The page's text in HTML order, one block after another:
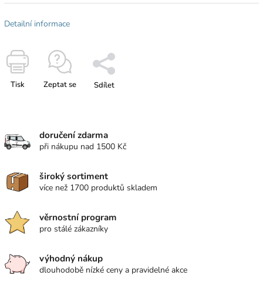
Detailní informace
Tisk Zeptat se Sdílet
doručení zdarma
při nákupu nad 1500 Kč
široký sortiment
více než 1700 produktů skladem
věrnostní program
pro stálé zákazníky
výhodný nákup
dlouhodobě nízké ceny a pravidelné akce